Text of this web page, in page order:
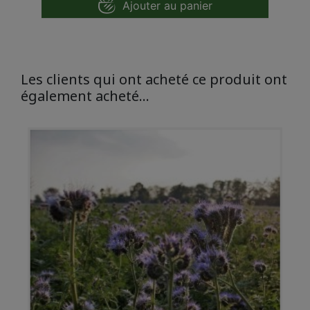
Ajouter au panier
Les clients qui ont acheté ce produit ont
également acheté...